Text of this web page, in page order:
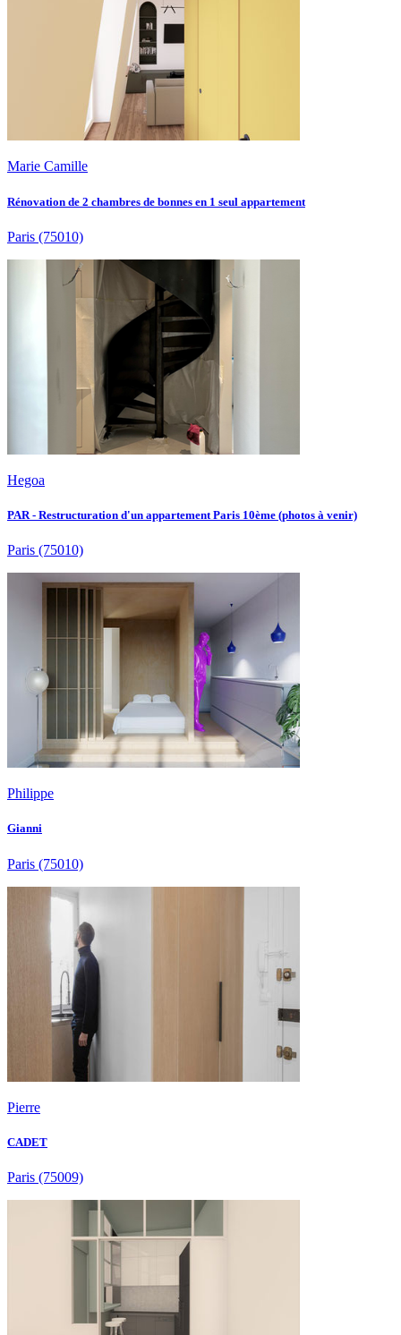
Marie Camille
Rénovation de 2 chambres de bonnes en 1 seul appartement
Paris (75010)
Hegoa
PAR - Restructuration d'un appartement Paris 10ème (photos à venir)
Paris (75010)
Philippe
Gianni
Paris (75010)
Pierre
CADET
Paris (75009)